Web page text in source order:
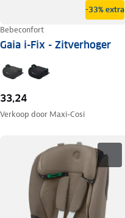
-33% extra
Bebeconfort
Gaia i-Fix - Zitverhoger
33,24
Verkoop door Maxi-Cosi